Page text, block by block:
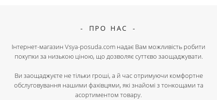
ПРО НАС
Інтернет-магазин Vsya-posuda.com надає Вам можливість робити
покупки за низькою ціною, що дозволяє суттєво заощаджувати.
Ви заощаджуєте не тільки гроші, а й час отримуючи комфортне
обслуговування нашими фахівцями, які знайомі з тонкощами та
асортиментом товару.